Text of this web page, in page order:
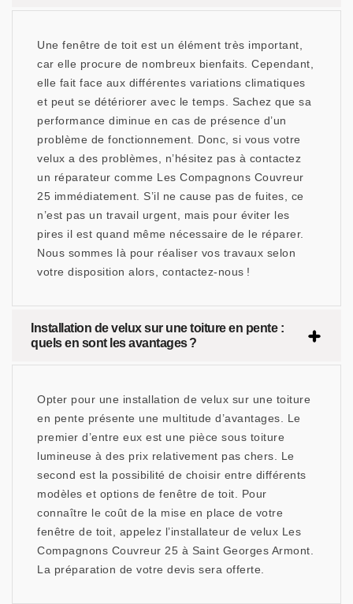
Une fenêtre de toit est un élément très important,
car elle procure de nombreux bienfaits. Cependant,
elle fait face aux différentes variations climatiques
et peut se détériorer avec le temps. Sachez que sa
performance diminue en cas de présence d’un
problème de fonctionnement. Donc, si vous votre
velux a des problèmes, n’hésitez pas à contactez
un réparateur comme Les Compagnons Couvreur
25 immédiatement. S’il ne cause pas de fuites, ce
n’est pas un travail urgent, mais pour éviter les
pires il est quand même nécessaire de le réparer.
Nous sommes là pour réaliser vos travaux selon
votre disposition alors, contactez-nous !
Installation de velux sur une toiture en pente :
quels en sont les avantages ?
Opter pour une installation de velux sur une toiture
en pente présente une multitude d’avantages. Le
premier d’entre eux est une pièce sous toiture
lumineuse à des prix relativement pas chers. Le
second est la possibilité de choisir entre différents
modèles et options de fenêtre de toit. Pour
connaître le coût de la mise en place de votre
fenêtre de toit, appelez l’installateur de velux Les
Compagnons Couvreur 25 à Saint Georges Armont.
La préparation de votre devis sera offerte.